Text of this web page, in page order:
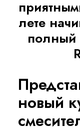
лете
полный
новый